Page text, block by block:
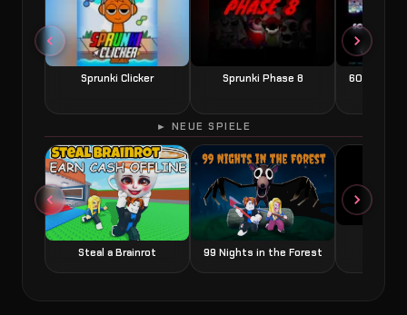
Sprunki Clicker Sprunki Phase 8 60
► NEUE SPIELE
Steal a Brainrot 99 Nights in the Forest